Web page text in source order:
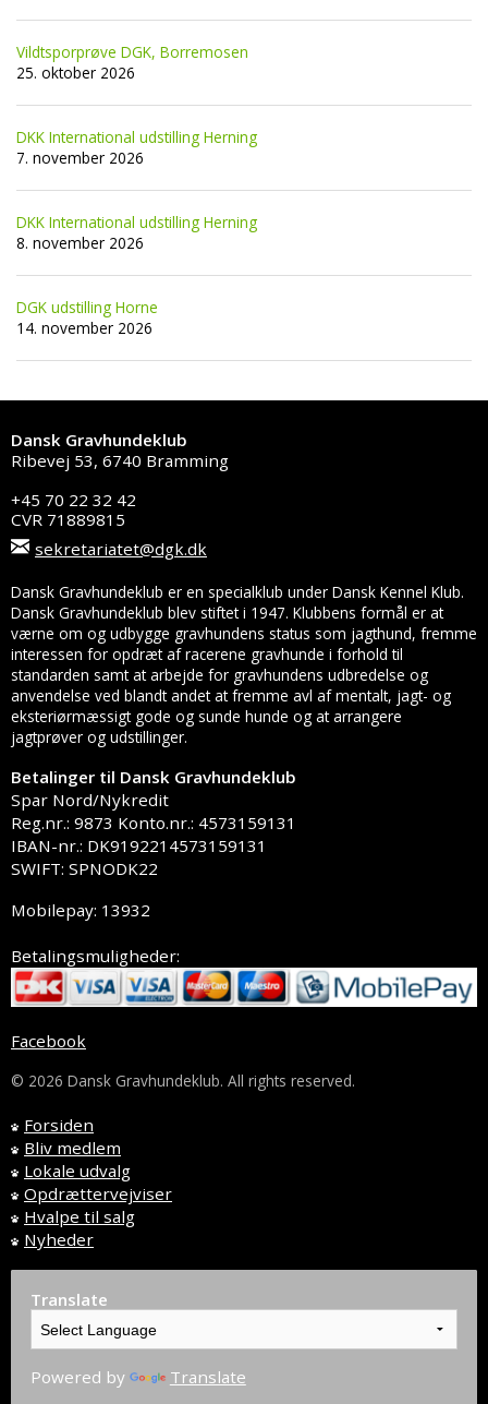
Vildtsporprøve DGK, Borremosen
25. oktober 2026
DKK International udstilling Herning
7. november 2026
DKK International udstilling Herning
8. november 2026
DGK udstilling Horne
14. november 2026
Dansk Gravhundeklub
Ribevej 53, 6740 Bramming
+45 70 22 32 42
CVR 71889815
sekretariatet@dgk.dk
Dansk Gravhundeklub er en specialklub under Dansk Kennel Klub.
Dansk Gravhundeklub blev stiftet i 1947. Klubbens formål er at
værne om og udbygge gravhundens status som jagthund, fremme
interessen for opdræt af racerene gravhunde i forhold til
standarden samt at arbejde for gravhundens udbredelse og
anvendelse ved blandt andet at fremme avl af mentalt, jagt- og
eksteriørmæssigt gode og sunde hunde og at arrangere
jagtprøver og udstillinger.
Betalinger til Dansk Gravhundeklub
Spar Nord/Nykredit
Reg.nr.: 9873 Konto.nr.: 4573159131
IBAN-nr.: DK9192214573159131
SWIFT: SPNODK22
Mobilepay: 13932
Betalingsmuligheder:
Facebook
© 2026 Dansk Gravhundeklub. All rights reserved.
Forsiden
Bliv medlem
Lokale udvalg
Opdrættervejviser
Hvalpe til salg
Nyheder
Translate
Powered by Translate